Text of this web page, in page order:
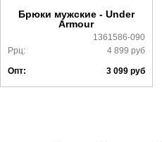
Брюки мужские - Under
Armour
1361586-090
Ррц:
4 899 руб
Опт: 3 099руб